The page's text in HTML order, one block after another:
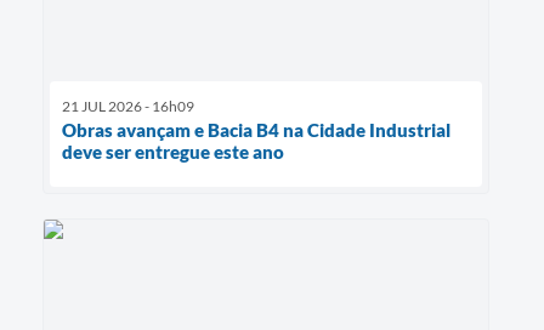
21 JUL 2026 - 16h09
Obras avançam e Bacia B4 na Cidade Industrial
deve ser entregue este ano